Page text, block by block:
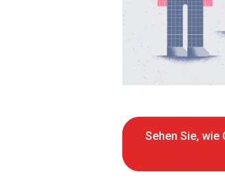
Sehen Sie,